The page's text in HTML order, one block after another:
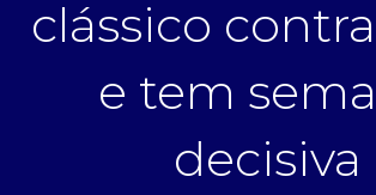
clássico
e tem
decisiva